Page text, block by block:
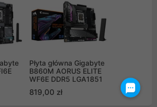
Płyta główna Gigabyte
B860M AORUS ELITE
WF6E DDR5 LGA1851
819,00 zł